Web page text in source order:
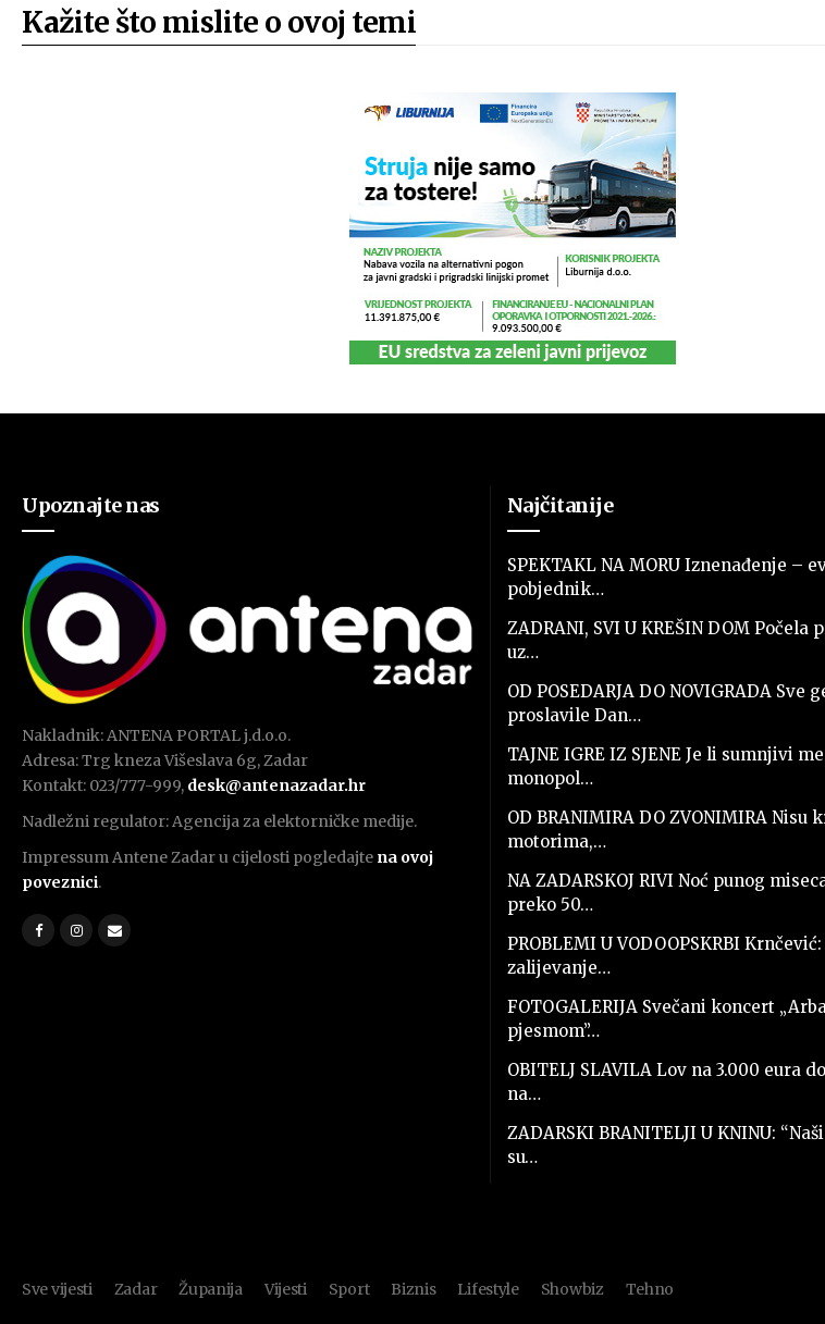
Kažite što mislite o ovoj temi
Upoznajte nas
Nakladnik: ANTENA PORTAL j.d.o.o.
Adresa: Trg kneza Višeslava 6g, Zadar
Kontakt: 023/777-999, desk@antenazadar.hr
Nadležni regulator: Agencija za elektorničke medije.
Impressum Antene Zadar u cijelosti pogledajte na ovoj
poveznici.
Najčitanije
SPEKTAKL NA MORU Iznenađenje –
pobjednik…
ZADRANI, SVI U KREŠIN DOM Počela
uz…
OD POSEDARJA DO NOVIGRADA Sve
proslavile Dan…
TAJNE IGRE IZ SJENE Je li sumnjivi
monopol…
OD BRANIMIRA DO ZVONIMIRA Nisu
motorima,…
NA ZADARSKOJ RIVI Noć punog
preko 50…
PROBLEMI U VODOOPSKRBI
zalijevanje…
FOTOGALERIJA Svečani koncert
pjesmom”…
OBITELJ SLAVILA Lov na 3.000 eura
na…
ZADARSKI BRANITELJI U KNINU:
su…
Sve vijesti Zadar Županija Vijesti Sport Biznis Lifestyle Showbiz Tehno